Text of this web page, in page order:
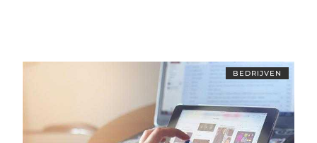
BEDRIJVEN